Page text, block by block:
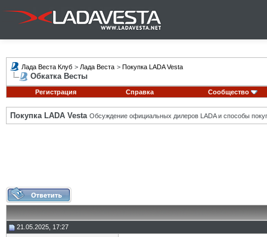
Лада Веста Клуб > Лада Веста > Покупка LADA Vesta
Обкатка Весты
Регистрация Справка Сообщество
Покупка LADA Vesta Обсуждение официальных дилеров LADA и способы
21.05.2025, 17:27